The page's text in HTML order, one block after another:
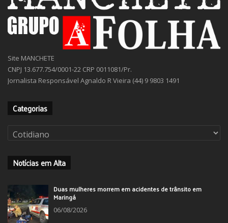
Site MANCHETE
CNPJ 13.677.754/0001-22 CRP 0011081/Pr.
Jornalista Responsável Agnaldo R Vieira (44) 9 9803 1491
Categorias
Categorias
Notícias em Alta
Duas mulheres morrem em acidentes de trânsito em
Maringá
06/08/2026